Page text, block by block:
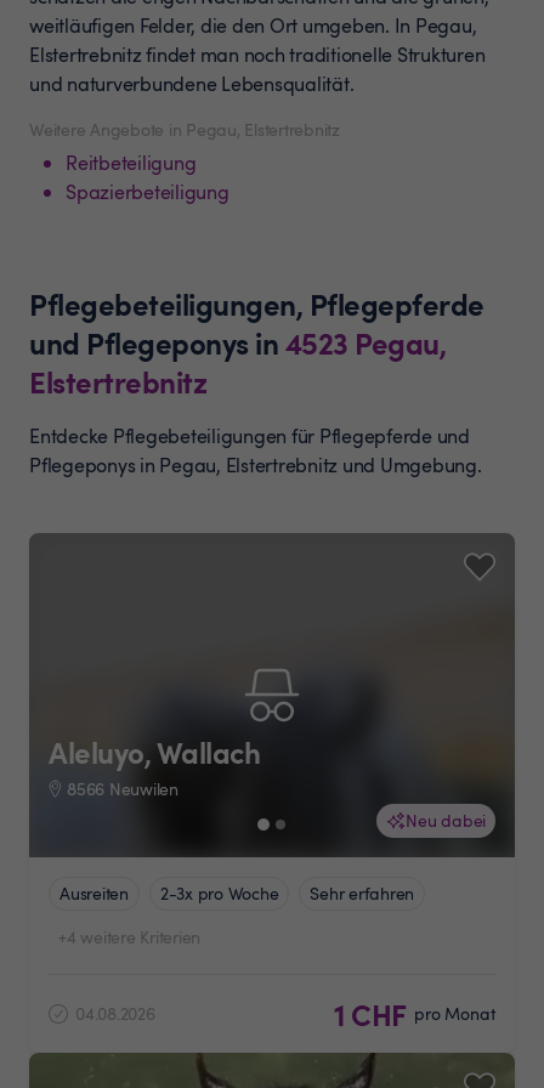
Weitere Angebote in Pegau, Elstertrebnitz
Reitbeteiligung
Spazierbeteiligung
weitläufigen Felder, die den Ort umgeben. In Pegau,
Elstertrebnitz findet man noch traditionelle Strukturen
und naturverbundene Lebensqualität.
Pflegebeteiligungen, Pflegepferde
und Pflegeponys in4523 Pegau,
Elstertrebnitz
Entdecke Pflegebeteiligungen für Pflegepferde und
Pflegeponys in Pegau, Elstertrebnitz und Umgebung.
Neu dabei
Aleluyo, Wallach
8566 Neuwilen
Ausreiten 2-3x pro Woche
Sehr erfahren
+4 weitere Kriterien
04.08.2026 1 CHF pro Monat